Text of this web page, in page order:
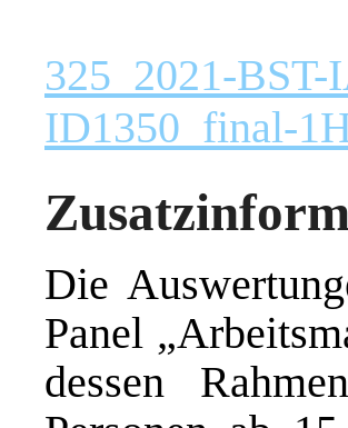
325_2021-
ID1350_final-1
Die
Panel
dessen